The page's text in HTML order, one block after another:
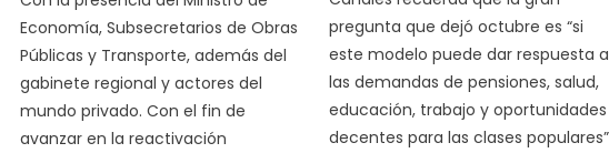
Economía, Subsecretarios de Obras
Públicas y Transporte, además del
gabinete regional y actores del
mundo privado. Con el fin de
avanzar en la reactivación
pregunta que dejó octubre es “si
este modelo puede dar respuesta a
las demandas de pensiones, salud,
educación, trabajo y oportunidades
decentes para las clases